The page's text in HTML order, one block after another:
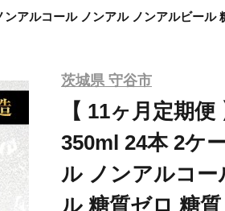
アルコール ノンアル ノンアルビー
茨城県 守谷市
【 11ヶ月定期
350ml 24本 2ケ
ル ノンアルコ
ル 糖質ゼロ 糖